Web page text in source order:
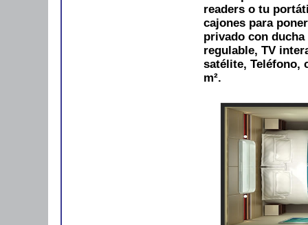
readers o tu
cajones para
privado con
regulable, TV
satélite, Teléfono,
m².